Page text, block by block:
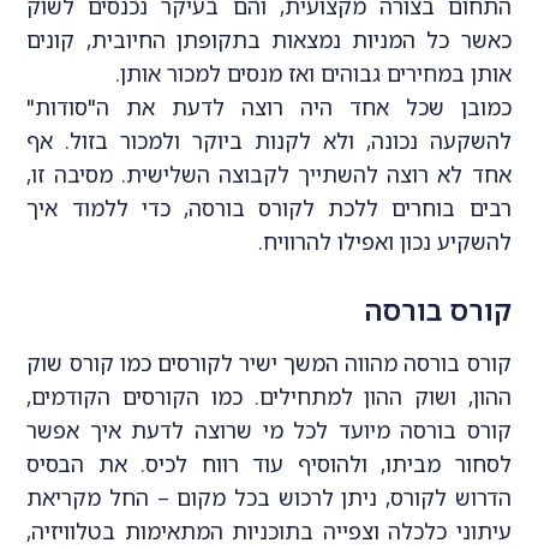
התחום בצורה מקצועית, והם בעיקר נכנסים לשוק
כאשר כל המניות נמצאות בתקופתן החיובית, קונים
אותן במחירים גבוהים ואז מנסים למכור אותן.
כמובן שכל אחד היה רוצה לדעת את ה"סודות"
להשקעה נכונה, ולא לקנות ביוקר ולמכור בזול. אף
אחד לא רוצה להשתייך לקבוצה השלישית. מסיבה זו,
רבים בוחרים ללכת לקורס בורסה, כדי ללמוד איך
להשקיע נכון ואפילו להרוויח.
קורס בורסה
קורס בורסה מהווה המשך ישיר לקורסים כמו קורס שוק
ההון, ושוק ההון למתחילים. כמו הקורסים הקודמים,
קורס בורסה מיועד לכל מי שרוצה לדעת איך אפשר
לסחור מביתו, ולהוסיף עוד רווח לכיס. את הבסיס
הדרוש לקורס, ניתן לרכוש בכל מקום – החל מקריאת
עיתוני כלכלה וצפייה בתוכניות המתאימות בטלוויזיה,